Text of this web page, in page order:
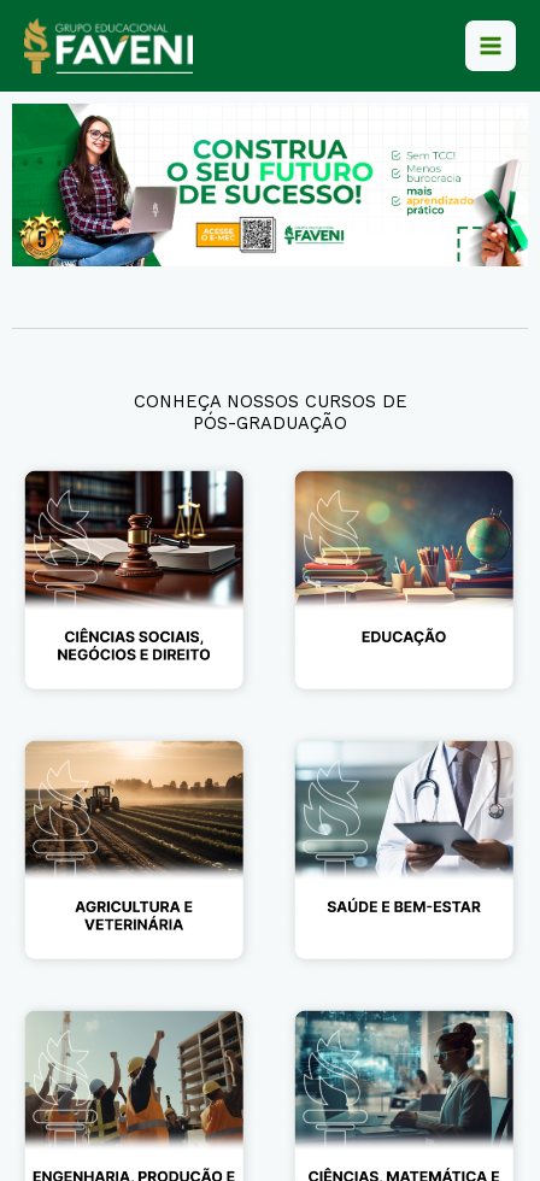
para
conteúdo
CONHEÇA NOSSOS CURSOS DE
PÓS-GRADUAÇÃO